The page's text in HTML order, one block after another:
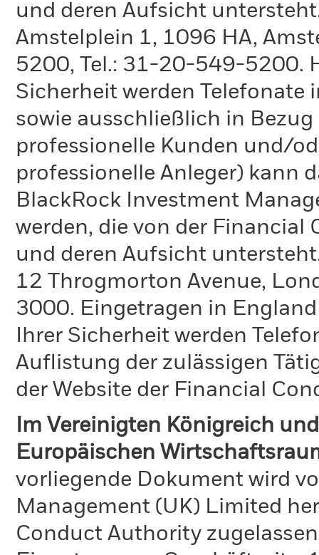
und deren Aufsicht
Amstelplein 1, 1096 HA,
5200, Tel.: 31-20-549-5200.
Sicherheit werden Telefonate
sowie ausschließlich in
professionelle Kunden und/
professionelle Anleger) kann
BlackRock Investment
werden, die von der Financial
und deren Aufsicht
12 Throgmorton Avenue,
3000. Eingetragen in
Ihrer Sicherheit werden
Auflistung der zulässigen
der Website der Financial
Im Vereinigten Königreich
Europäischen
vorliegende Dokument wird
Management (UK) Limited
Conduct Authority